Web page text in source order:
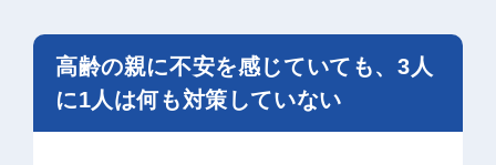
高齢の親に不安を感じていても、3人
に1人は何も対策していない